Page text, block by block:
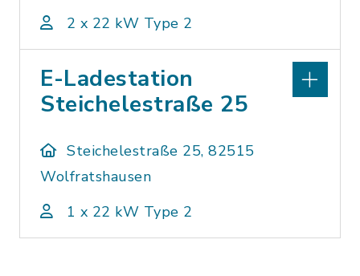
2 x 22 kW Type 2
E-Ladestation
Steichelestraße 25
Steichelestraße 25, 82515
Wolfratshausen
1 x 22 kW Type 2